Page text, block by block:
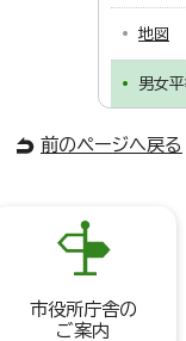
地図
男女
前のページへ戻る
市役所庁舎の
ご案内